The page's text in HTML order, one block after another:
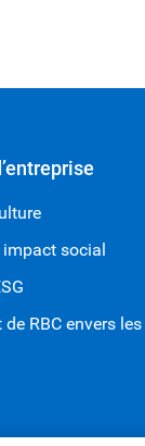
social
de RBC envers les